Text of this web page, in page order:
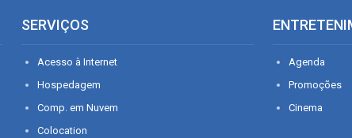
SERVIÇOS
Acesso à Internet
Hospedagem
Comp. em Nuvem
Colocation
Agenda
Promoções
Cinema